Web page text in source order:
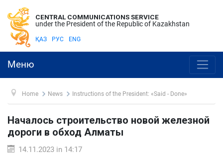
CENTRAL COMMUNICATIONS SERVICE
under the President of the Republic of Kazakhstan
ҚАЗ РУС ENG
Меню
Home News Instructions of the President: «Said - Done»
Началось строительство новой железной
дороги в обход Алматы
14.11.2023 in 14:17